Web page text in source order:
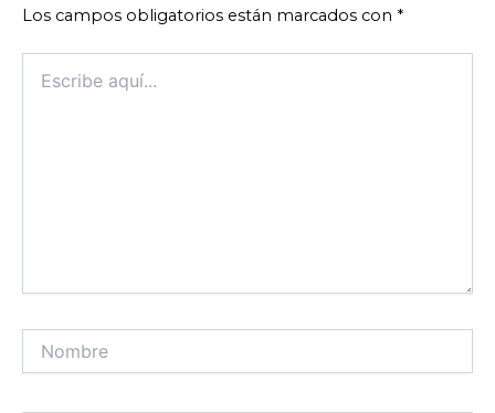
Los campos obligatorios están marcados con *
aquí...